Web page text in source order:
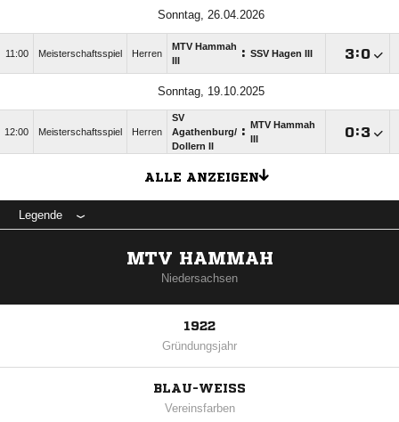
Sonntag, 26.04.2026
11:00 Meisterschaftsspiel Herren
MTV Hammah : SSV Hagen III :
Sonntag, 19.10.2025
12:00 Meisterschaftsspiel Herren
SV
Agathenburg/​
Dollern II
:
MTV Hammah
:
ALLE ANZEIGEN
Legende
MTV HAMMAH
Niedersachsen
1922
Gründungsjahr
BLAU-WEISS
Vereinsfarben